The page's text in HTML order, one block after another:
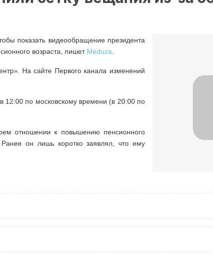
показать видеообращение президента
возраста, пишет Meduza.
На сайте Первого канала изменений
12:00 по московскому времени (в 20:00 по
отношении к повышению пенсионного
Ранее он лишь коротко заявлял, что ему